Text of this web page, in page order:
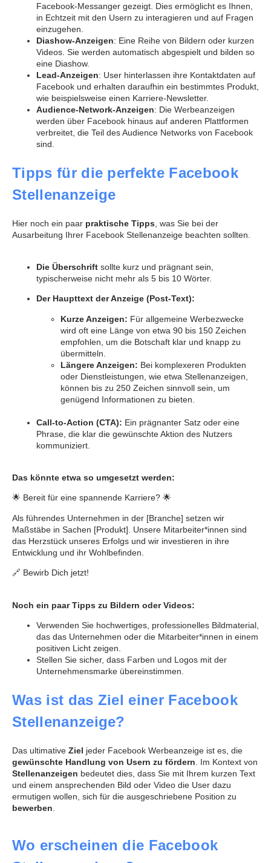
Facebook-Messanger gezeigt. Dies ermöglicht es Ihnen,
in Echtzeit mit den Usern zu interagieren und auf Fragen
einzugehen.
Diashow-Anzeigen: Eine Reihe von Bildern oder kurzen
Videos. Sie werden automatisch abgespielt und bilden so
eine Diashow.
Lead-Anzeigen: User hinterlassen ihre Kontaktdaten auf
Facebook und erhalten daraufhin ein bestimmtes Produkt,
wie beispielsweise einen Karriere-Newsletter.
Audience-Network-Anzeigen: Die Werbeanzeigen
werden über Facebook hinaus auf anderen Plattformen
verbreitet, die Teil des Audience Networks von Facebook
sind.
Tipps für die perfekte Facebook
Stellenanzeige
Hier noch ein paar praktische Tipps , was Sie bei der
Ausarbeitung Ihrer Facebook Stellenanzeige beachten sollten.
Die Überschrift sollte kurz und prägnant sein,
typischerweise nicht mehr als 5 bis 10 Wörter.
Der Haupttext der Anzeige (Post-Text):
Kurze Anzeigen: Für allgemeine Werbezwecke
wird oft eine Länge von etwa 90 bis 150 Zeichen
empfohlen, um die Botschaft klar und knapp zu
übermitteln.
Längere Anzeigen: Bei komplexeren Produkten
oder Dienstleistungen, wie etwa Stellenanzeigen,
können bis zu 250 Zeichen sinnvoll sein, um
genügend Informationen zu bieten.
Call-to-Action (CTA): Ein prägnanter Satz oder eine
Phrase, die klar die gewünschte Aktion des Nutzers
kommuniziert.
Das könnte etwa so umgesetzt werden:
🌟 Bereit für eine spannende Karriere? 🌟
Als führendes Unternehmen in der [Branche] setzen wir
Maßstäbe in Sachen [Produkt]. Unsere Mitarbeiter*innen sind
das Herzstück unseres Erfolgs und wir investieren in ihre
Entwicklung und ihr Wohlbefinden.
🔗 Bewirb Dich jetzt!
Noch ein paar Tipps zu Bildern oder Videos:
Verwenden Sie hochwertiges, professionelles Bildmaterial,
das das Unternehmen oder die Mitarbeiter*innen in einem
positiven Licht zeigen.
Stellen Sie sicher, dass Farben und Logos mit der
Unternehmensmarke übereinstimmen.
Was ist das Ziel einer Facebook
Stellenanzeige?
Das ultimative Ziel jeder Facebook Werbeanzeige ist es, die
gewünschte Handlung von Usern zu fördern . Im Kontext von
Stellenanzeigen bedeutet dies, dass Sie mit Ihrem kurzen Text
und einem ansprechenden Bild oder Video die User dazu
ermutigen wollen, sich für die ausgeschriebene Position zu
bewerben
Wo erscheinen die Facebook